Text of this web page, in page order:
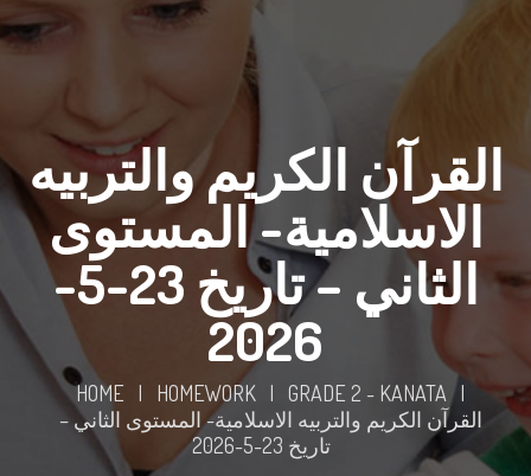
القرآن الكريم والتربيه
الاسلامية- المستوى
الثاني – تاريخ 23-5-
2026
HOME | HOMEWORK | GRADE 2 - KANATA |
القرآن الكريم والتربيه الاسلامية- المستوى الثاني –
تاريخ 23-5-2026